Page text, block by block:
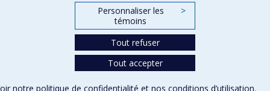
Personnaliser les
témoins
>
Tout refuser
Tout accepter
notre politique de confidentialité et nos conditions d’utilisation.